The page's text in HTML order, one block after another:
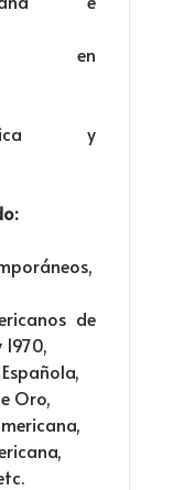
en
y
de
Oro,